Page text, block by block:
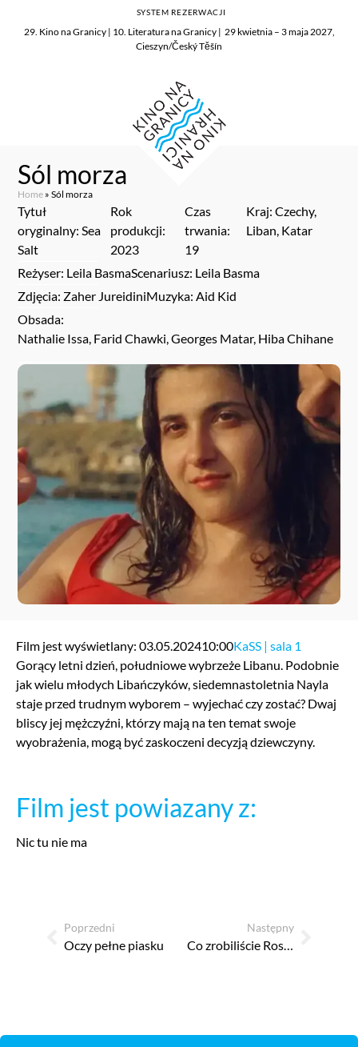
29. Kino na Granicy | 10. Literatura na Granicy | 29 kwietnia – 3 maja 2027,
Cieszyn/Český Těšín
SYSTEM REZERWACJI
Sól morza
Home »Sól morza
Tytuł
oryginalny: Sea
Salt
Rok
produkcji:
2023
Czas
trwania:
19
Kraj: Czechy,
Liban, Katar
Reżyser: Leila BasmaScenariusz: Leila Basma
Zdjęcia: Zaher JureidiniMuzyka: Aid Kid
Obsada:
Nathalie Issa, Farid Chawki, Georges Matar, Hiba Chihane
Film jest wyświetlany: 03.05.202410:00KaSS | sala 1
Gorący letni dzień, południowe wybrzeże Libanu. Podobnie
jak wielu młodych Libańczyków, siedemnastoletnia Nayla
staje przed trudnym wyborem – wyjechać czy zostać? Dwaj
bliscy jej mężczyźni, którzy mają na ten temat swoje
wyobrażenia, mogą być zaskoczeni decyzją dziewczyny.
Film jest powiazany z:
Nic tu nie ma
Poprzedni
Oczy pełne piasku
Następny
Co zrobiliście Rosjanom?